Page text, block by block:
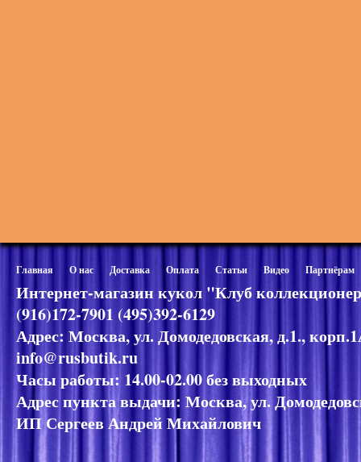
Главная О нас Доставка Оплата Статьи Видео Партнёрам
Интернет-магазин кукол "Клуб
(916)172-7901 (495)392-6129
Адрес: Москва, ул. Домодедовская, д.1.,
info@rusbutik.ru
Часы работы: 14.00-02.00 без выходных
Адрес пункта выдачи: Москва, ул.
ИП Сергеев Андрей Михайлович